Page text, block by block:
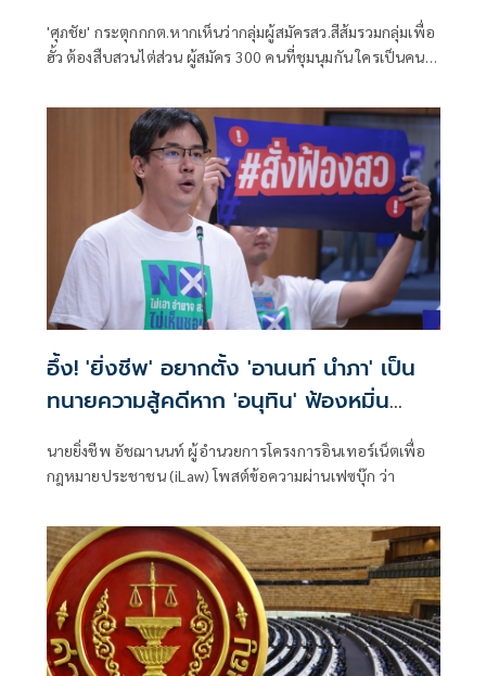
'ศุภชัย' กระตุกกกต.หากเห็นว่ากลุ่มผู้สมัครสว.สีส้มรวมกลุ่มเพื่อ
ฮั้ว ต้องสืบสวนไต่ส่วน ผู้สมัคร 300 คนที่ชุมนุมกัน ใครเป็นคน
จ่าย 'เทวฤทธิ์ -นันทนา'โกงหรือไม่ ขู่หรือยากให้มีการร้อง ยินดี
จัดให้หลักฐานเพียบ
อึ้ง! 'ยิ่งชีพ' อยากตั้ง 'อานนท์ นำภา' เป็น
ทนายความสู้คดีหาก 'อนุทิน' ฟ้องหมิ่น
ประมาท
นายยิ่งชีพ อัชฌานนท์ ผู้อำนวยการโครงการอินเทอร์เน็ตเพื่อ
กฎหมายประชาชน (iLaw) โพสต์ข้อความผ่านเฟซบุ๊ก ว่า